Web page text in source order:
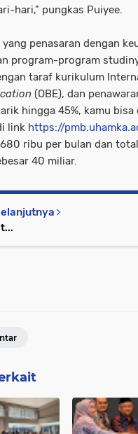
hari," pungkas Puiyee.
yang penasaran dengan
program-program
taraf kurikulum
(OBE), dan
hingga 45%, kamu
link https://
ribu per bulan dan
40 miliar.